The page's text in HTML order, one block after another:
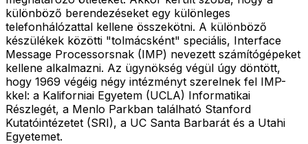
különböző berendezéseket egy különleges
telefonhálózattal kellene összekötni. A különböző
készülékek közötti "tolmácsként" speciális, Interface
Message Processorsnak (IMP) nevezett számítógépeket
kellene alkalmazni. Az ügynökség végül úgy döntött,
hogy 1969 végéig négy intézményt szerelnek fel IMP-
kkel: a Kaliforniai Egyetem (UCLA) Informatikai
Részlegét, a Menlo Parkban található Stanford
Kutatóintézetet (SRI), a UC Santa Barbarát és a Utahi
Egyetemet.